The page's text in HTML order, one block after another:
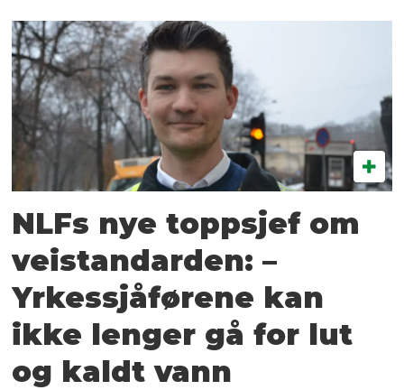
NLFs nye toppsjef om
veistandarden: –
Yrkessjåførene kan
ikke lenger gå for lut
og kaldt vann